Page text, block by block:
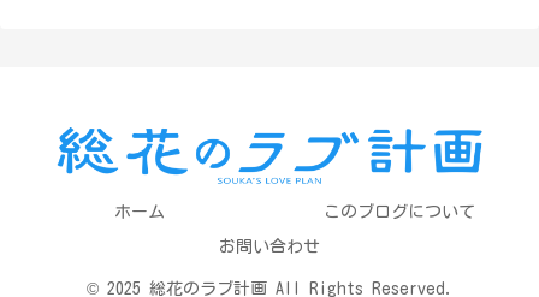
ホーム このブログについて
お問い合わせ
© 2025 総花のラブ計画 All Rights Reserved.